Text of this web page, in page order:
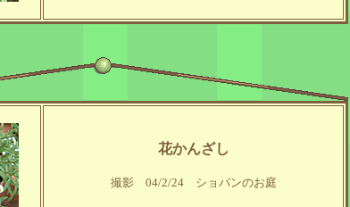
花かんざし
撮影 04/2/24 ショパンのお庭